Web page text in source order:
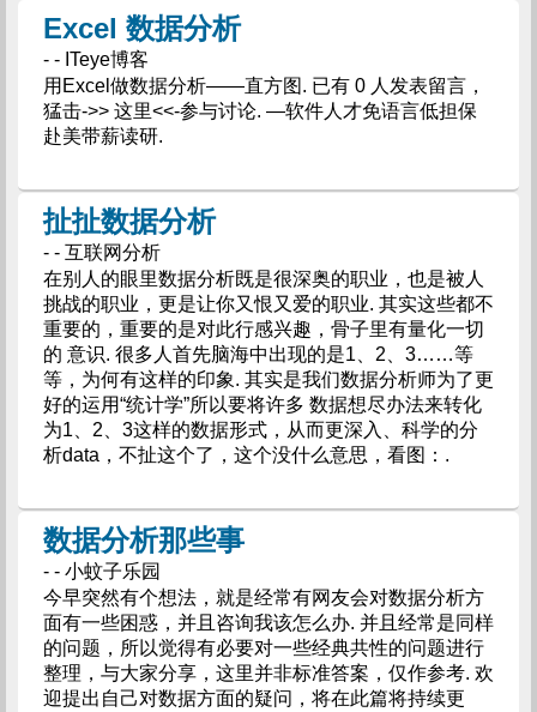
Excel 数据分析
- - ITeye博客
用Excel做数据分析——直方图. 已有 0 人发表留言，
猛击->> 这里<<-参与讨论. —软件人才免语言低担保
赴美带薪读研.
扯扯数据分析
- - 互联网分析
在别人的眼里数据分析既是很深奥的职业，也是被人
挑战的职业，更是让你又恨又爱的职业. 其实这些都不
重要的，重要的是对此行感兴趣，骨子里有量化一切
的 意识. 很多人首先脑海中出现的是1、2、3……等
等，为何有这样的印象. 其实是我们数据分析师为了更
好的运用“统计学”所以要将许多 数据想尽办法来转化
为1、2、3这样的数据形式，从而更深入、科学的分
析data，不扯这个了，这个没什么意思，看图：.
数据分析那些事
- - 小蚊子乐园
今早突然有个想法，就是经常有网友会对数据分析方
面有一些困惑，并且咨询我该怎么办. 并且经常是同样
的问题，所以觉得有必要对一些经典共性的问题进行
整理，与大家分享，这里并非标准答案，仅作参考. 欢
迎提出自己对数据方面的疑问，将在此篇将持续更